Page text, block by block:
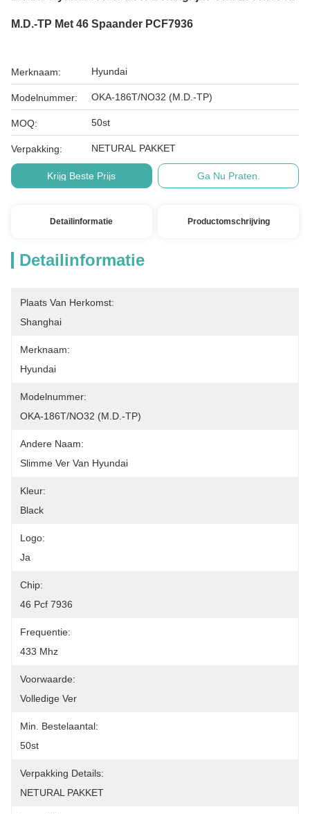
M.D.-TP Met 46 Spaander PCF7936
Merknaam: Hyundai
Modelnummer: OKA-186T/NO32 (M.D.-TP)
MOQ: 50st
Verpakking: NETURAL PAKKET
Krijg Beste Prijs Ga Nu Praten.
Detailinformatie Productomschrijving
Detailinformatie
Plaats Van Herkomst:
Shanghai
Merknaam:
Hyundai
Modelnummer:
OKA-186T/NO32 (M.D.-TP)
Andere Naam:
Slimme Ver Van Hyundai
Kleur:
Black
Logo:
Ja
Chip:
46 Pcf 7936
Frequentie:
433 Mhz
Voorwaarde:
Volledige Ver
Min. Bestelaantal:
50st
Verpakking Details:
NETURAL PAKKET